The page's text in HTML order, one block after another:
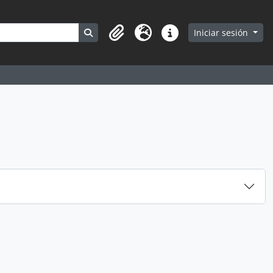
Search in browse page
Portapapeles
Idioma Enlaces rápidos
Iniciar sesión